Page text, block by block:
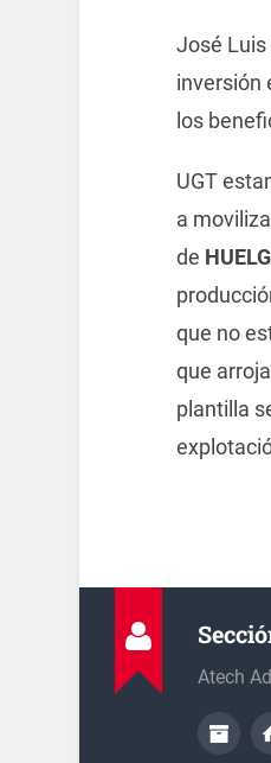
José
inversión
los
UGT
a
de
que no
que
plantilla
Atech